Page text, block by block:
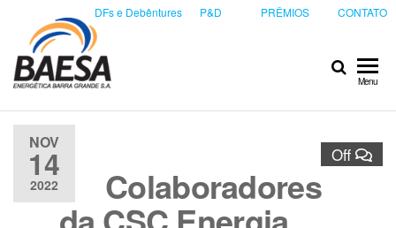
DFs e Debêntures P&D PRÊMIOS CONTATO
Menu
NOV
14
2022
Off
Colaboradores